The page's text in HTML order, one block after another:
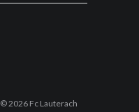
© 2026 Fc Lauterach